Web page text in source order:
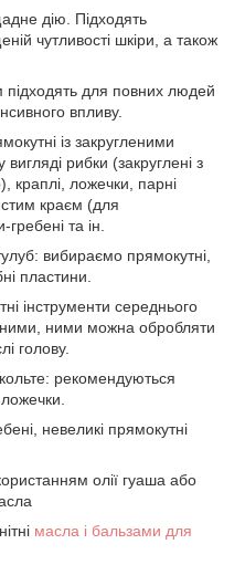
дію. Підходять
чутливості шкіри, а також
для повних людей
впливу.
із закругленими
рибки (закруглені з
краплі, ложечки, парні
краєм (для
та ін.
вибираємо прямокутні,
пластини.
інструменти середнього
ними можна обробляти
голову.
рекомендуються
невеликі прямокутні
олії гуаша або
масла і бальзами для